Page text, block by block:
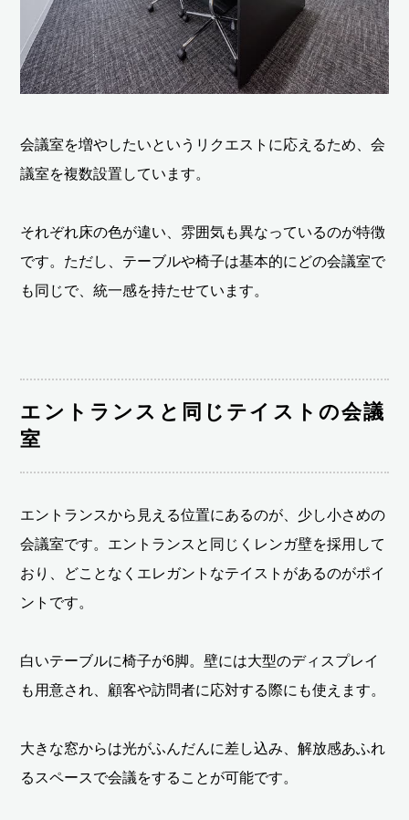
会議室を増やしたいというリクエストに応えるため、会
議室を複数設置しています。
それぞれ床の色が違い、雰囲気も異なっているのが特徴
です。ただし、テーブルや椅子は基本的にどの会議室で
も同じで、統一感を持たせています。
エントランスと同じテイストの会議
室
エントランスから見える位置にあるのが、少し小さめの
会議室です。エントランスと同じくレンガ壁を採用して
おり、どことなくエレガントなテイストがあるのがポイ
ントです。
白いテーブルに椅子が6脚。壁には大型のディスプレイ
も用意され、顧客や訪問者に応対する際にも使えます。
大きな窓からは光がふんだんに差し込み、解放感あふれ
るスペースで会議をすることが可能です。